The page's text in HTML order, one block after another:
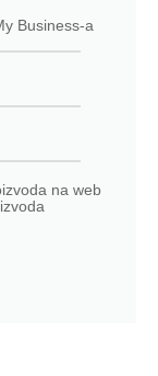
Business-a
na web